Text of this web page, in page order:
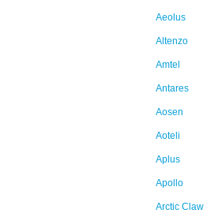
Aeolus
Altenzo
Amtel
Antares
Aosen
Aoteli
Aplus
Apollo
Arctic Claw